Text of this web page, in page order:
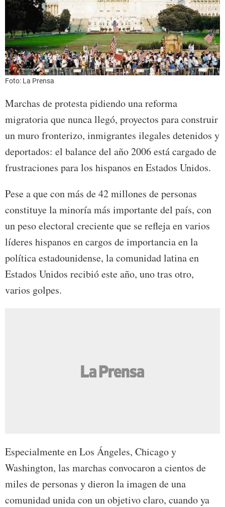
Foto: La Prensa
Marchas de protesta pidiendo una reforma
migratoria que nunca llegó, proyectos para construir
un muro fronterizo, inmigrantes ilegales detenidos y
deportados: el balance del año 2006 está cargado de
frustraciones para los hispanos en Estados Unidos.
Pese a que con más de 42 millones de personas
constituye la minoría más importante del país, con
un peso electoral creciente que se refleja en varios
líderes hispanos en cargos de importancia en la
política estadounidense, la comunidad latina en
Estados Unidos recibió este año, uno tras otro,
varios golpes.
Especialmente en Los Ángeles, Chicago y
Washington, las marchas convocaron a cientos de
miles de personas y dieron la imagen de una
comunidad unida con un objetivo claro, cuando ya